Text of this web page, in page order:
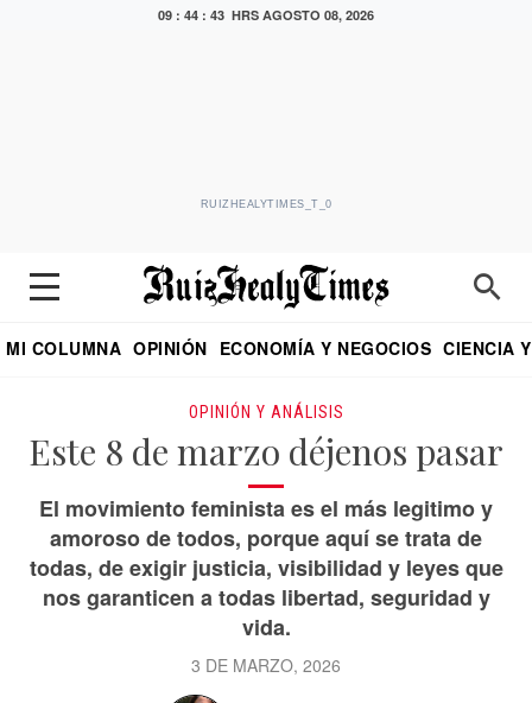
09 : 44 : 44 HRS AGOSTO 08, 2026
RUIZHEALYTIMES_T_0
MI COLUMNA OPINIÓN ECONOMÍA Y NEGOCIOS CIENCIA
OPINIÓN Y ANÁLISIS
Este 8 de marzo déjenos pasar
El movimiento feminista es el más legitimo y
amoroso de todos, porque aquí se trata de
todas, de exigir justicia, visibilidad y leyes que
nos garanticen a todas libertad, seguridad y
vida.
3 DE MARZO, 2026